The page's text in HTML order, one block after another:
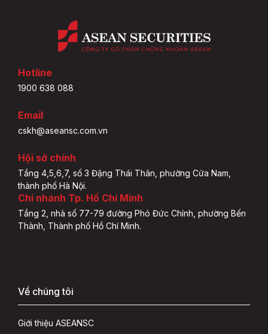
Hotline
1900 638 088
Email
cskh@aseansc.com.vn
Hội sở chính
Tầng 4,5,6,7, số 3 Đặng Thái Thân, phường Cửa Nam,
thành phố Hà Nội.
Chi nhánh Tp. Hồ Chí Minh
Tầng 2, nhà số 77-79 đường Phó Đức Chính, phường Bến
Thành, Thành phố Hồ Chí Minh.
Về chúng tôi
Giới thiệu ASEANSC